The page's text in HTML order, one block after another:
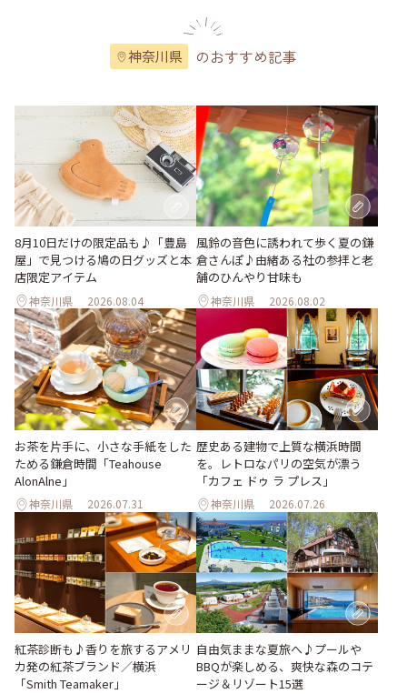
神奈川県 のおすすめ記事
8月10日だけの限定品も♪「豊島
屋」で見つける鳩の日グッズと本
店限定アイテム
神奈川県 2026.08.04
風鈴の音色に誘われて歩く夏の鎌
倉さんぽ♪由緒ある社の参拝と老
舗のひんやり甘味も
神奈川県 2026.08.02
お茶を片手に、小さな手紙をした
ためる鎌倉時間「Teahouse
AlonAlne」
神奈川県 2026.07.31
歴史ある建物で上質な横浜時間
を。レトロなパリの空気が漂う
「カフェ ドゥ ラ プレス」
神奈川県 2026.07.26
紅茶診断も♪香りを旅するアメリ
カ発の紅茶ブランド／横浜
「Smith Teamaker」
自由気ままな夏旅へ♪プールや
BBQが楽しめる、爽快な森のコテ
ージ＆リゾート15選